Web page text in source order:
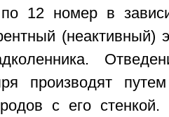
12 номер в
(неактивный)
производят путем
с его